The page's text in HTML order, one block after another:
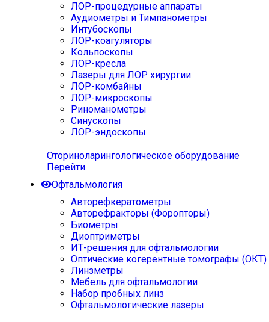
ЛОР-процедурные аппараты
Аудиометры и Тимпанометры
Интубоскопы
ЛОР-коагуляторы
Кольпоскопы
ЛОР-кресла
Лазеры для ЛОР хирургии
ЛОР-комбайны
ЛОР-микроскопы
Риноманометры
Синускопы
ЛОР-эндоскопы
Оториноларингологическое оборудование
Перейти
Офтальмология
Авторефкератометры
Авторефракторы (Форопторы)
Биометры
Диоптриметры
ИТ-решения для офтальмологии
Оптические когерентные томографы (ОКТ)
Линзметры
Мебель для офтальмологии
Набор пробных линз
Офтальмологические лазеры